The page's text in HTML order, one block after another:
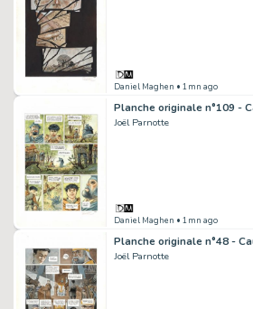
Daniel Maghen • 1mn ago
Joël Parnotte
Daniel Maghen • 1mn ago
Joël Parnotte